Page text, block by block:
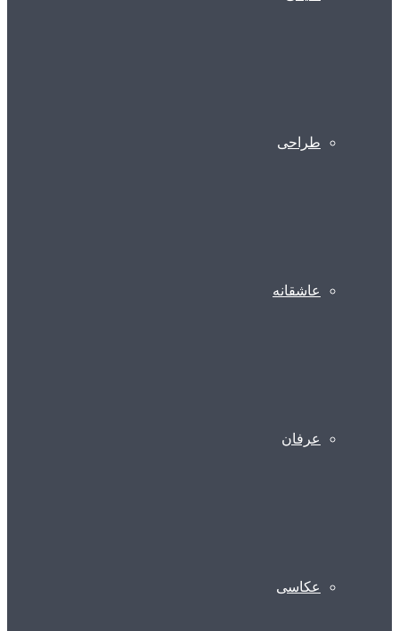
طراحی
عاشقانه
عرفان
عکاسی